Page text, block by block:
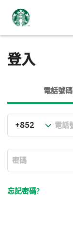
登入
電話號碼
忘記密碼?